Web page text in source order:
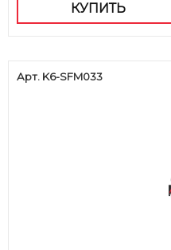
КУПИТЬ
Арт. K6-SFM033